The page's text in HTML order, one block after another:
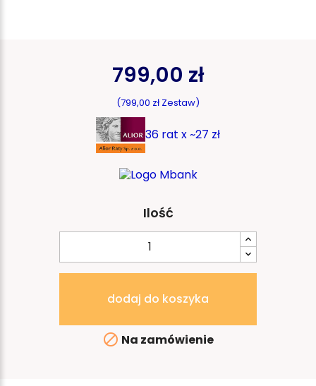
799,00 zł
(799,00 zł Zestaw)
36 rat x ~27 zł
Ilość
dodaj do koszyka
 Na zamówienie